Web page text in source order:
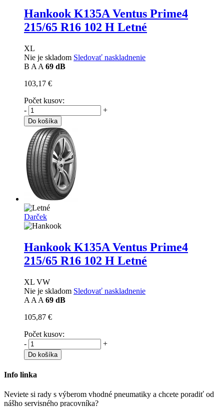
Hankook K135A Ventus Prime4
215/65 R16 102 H Letné
XL
Nie je skladom Sledovať naskladnenie
B A A 69 dB
103,17 €
Počet kusov:
-
+
Do košíka
Darček
Hankook K135A Ventus Prime4
215/65 R16 102 H Letné
XL VW
Nie je skladom Sledovať naskladnenie
A A A 69 dB
105,87 €
Počet kusov:
-
+
Do košíka
Info linka
Neviete si rady s výberom vhodné pneumatiky a chcete poradiť od
nášho servisného pracovníka?